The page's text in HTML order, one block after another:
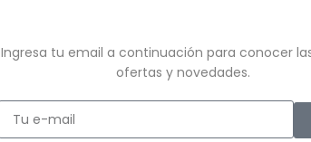
Ingresa tu email a continuación para conocer
ofertas y novedades.